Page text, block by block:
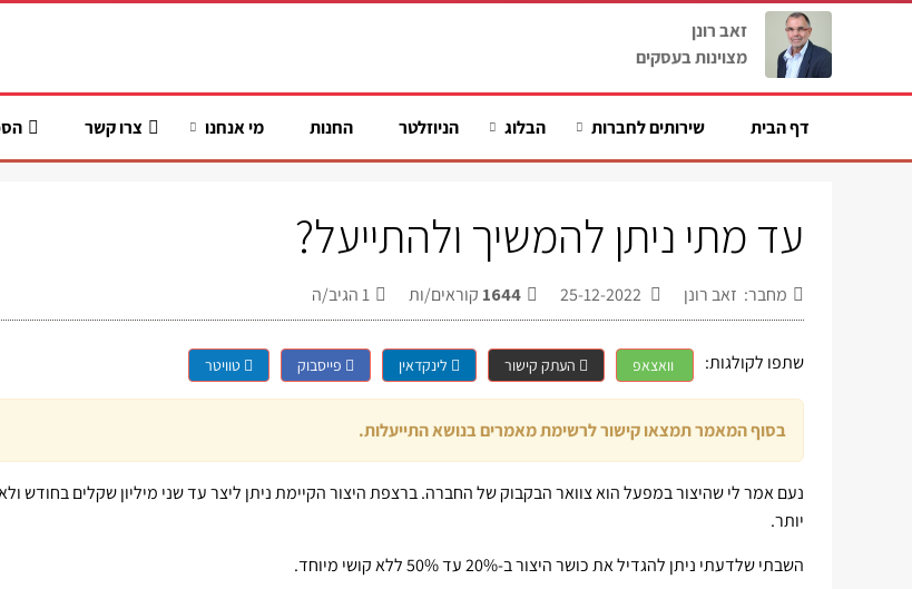
זאב רונן
מצוינות בעסקים
דף הבית שירותים לחברות הבלוג הניוזלטר החנות מי אנחנו צרו קשר
עד מתי ניתן להמשיך ולהתייעל?
מחבר: זאב רונן 1644 קוראים/ות 1הגיב/ה
שתפו לקולגות: וואצאפ העתק קישור לינקדאין פייסבוק טוויטר
בסוף המאמר תמצאו קישור לרשימת מאמרים בנושא התייעלות.
נעם אמר לי שהיצור במפעל הוא צוואר הבקבוק של החברה. ברצפת היצור הקיימת ניתן ליצר עד שני מיליון שקלים בחודש
יותר.
השבתי שלדעתי ניתן להגדיל את כושר היצור ב-20% עד 50% ללא קושי מיוחד.